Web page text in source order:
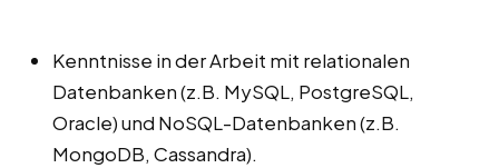
Kenntnisse in der Arbeit mit relationalen
Datenbanken (z.B. MySQL, PostgreSQL,
Oracle) und NoSQL-Datenbanken (z.B.
MongoDB, Cassandra).